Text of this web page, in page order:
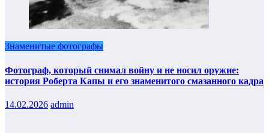
Знаменитые фотографы
Фотограф, который снимал войну и не носил оружие:
история Роберта Капы и его знаменитого смазанного кадра
14.02.2026 admin